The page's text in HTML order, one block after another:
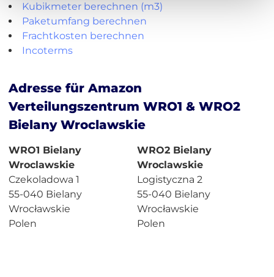
Kubikmeter berechnen (m3)
Paketumfang berechnen
Frachtkosten berechnen
Incoterms
Adresse für Amazon
Verteilungszentrum WRO1 & WRO2
Bielany Wroclawskie
WRO1 Bielany
Wroclawskie
Czekoladowa 1
55-040 Bielany
Wrocławskie
Polen
WRO2 Bielany
Wroclawskie
Logistyczna 2
55-040 Bielany
Wrocławskie
Polen